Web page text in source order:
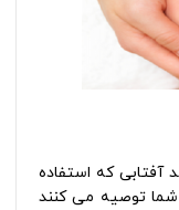
آفتابی که استفاده
توصیه می کنند